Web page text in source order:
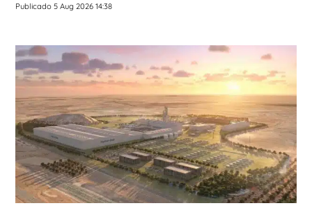
Publicado 5 Aug 2026 14:38